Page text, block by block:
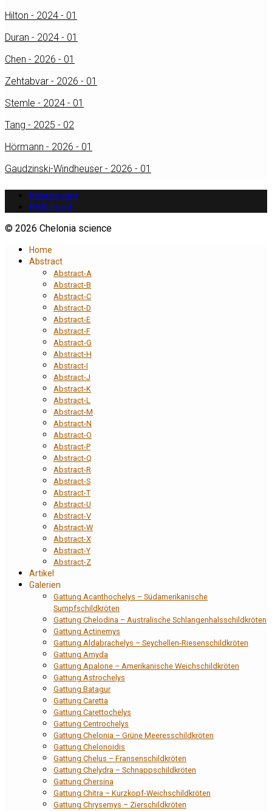
Hilton - 2024 - 01
Duran - 2024 - 01
Chen - 2026 - 01
Zehtabvar - 2026 - 01
Stemle - 2024 - 01
Tang - 2025 - 02
Hörmann - 2026 - 01
Gaudzinski-Windheuser - 2026 - 01
Impressum
RSS Feed
© 2026 Chelonia science
Home
Abstract
Abstract-A
Abstract-B
Abstract-C
Abstract-D
Abstract-E
Abstract-F
Abstract-G
Abstract-H
Abstract-I
Abstract-J
Abstract-K
Abstract-L
Abstract-M
Abstract-N
Abstract-O
Abstract-P
Abstract-Q
Abstract-R
Abstract-S
Abstract-T
Abstract-U
Abstract-V
Abstract-W
Abstract-X
Abstract-Y
Abstract-Z
Artikel
Galerien
Gattung Acanthochelys – Südamerikanische
Sumpfschildkröten
Gattung Chelodina – Australische Schlangenhalsschildkröten
Gattung Actinemys
Gattung Aldabrachelys – Seychellen-Riesenschildkröten
Gattung Amyda
Gattung Apalone – Amerikanische Weichschildkröten
Gattung Astrochelys
Gattung Batagur
Gattung Caretta
Gattung Carettochelys
Gattung Centrochelys
Gattung Chelonia – Grüne Meeresschildkröten
Gattung Chelonoidis
Gattung Chelus – Fransenschildkröten
Gattung Chelydra – Schnappschildkröten
Gattung Chersina
Gattung Chitra – Kurzkopf-Weichschildkröten
Gattung Chrysemys – Zierschildkröten